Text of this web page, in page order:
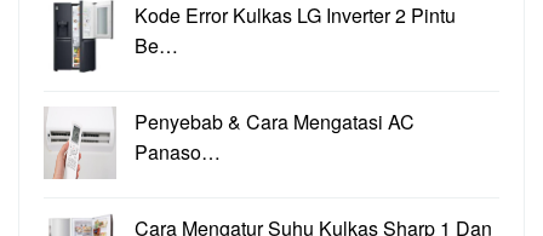
Kode Error Kulkas LG Inverter 2 Pintu
Be…
Penyebab & Cara Mengatasi AC
Panaso…
Cara Mengatur Suhu Kulkas Sharp 1 Dan